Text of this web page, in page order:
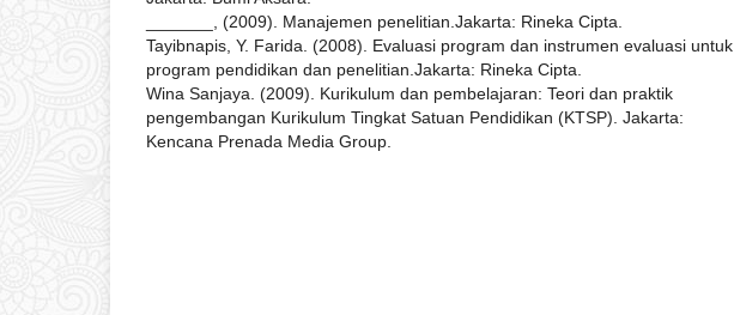
_______, (2009). Manajemen penelitian.Jakarta: Rineka Cipta.
Tayibnapis, Y. Farida. (2008). Evaluasi program dan instrumen evaluasi untuk
program pendidikan dan penelitian.Jakarta: Rineka Cipta.
Wina Sanjaya. (2009). Kurikulum dan pembelajaran: Teori dan praktik
pengembangan Kurikulum Tingkat Satuan Pendidikan (KTSP). Jakarta:
Kencana Prenada Media Group.